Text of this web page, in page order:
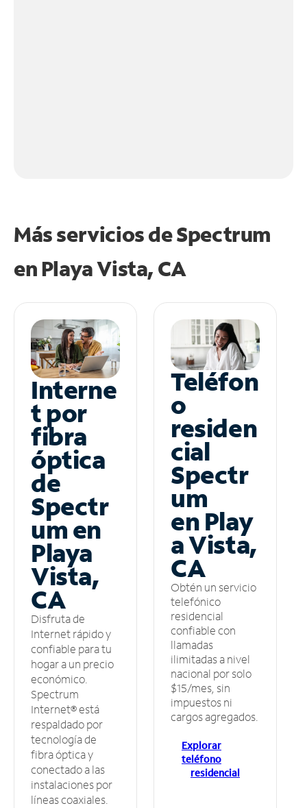
Más servicios de Spectrum
en Playa Vista, CA
Interne
t por
fibra
óptica
de
Spectr
um en
Playa
Vista,
CA
Disfruta de
Internet rápido y
confiable para tu
hogar a un precio
económico.
Spectrum
Internet® está
respaldado por
tecnología de
fibra óptica y
conectado a las
instalaciones por
líneas coaxiales.
Teléfon
o
residen
cial
Spectr
um
en Play
a Vista,
CA
Obtén un servicio
telefónico
residencial
confiable con
llamadas
ilimitadas a nivel
nacional por solo
$15/mes, sin
impuestos ni
cargos agregados.
Explorar
teléfono
residencial